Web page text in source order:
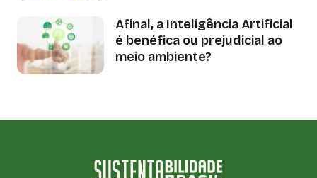
Afinal, a Inteligência Artificial
é benéfica ou prejudicial ao
meio ambiente?